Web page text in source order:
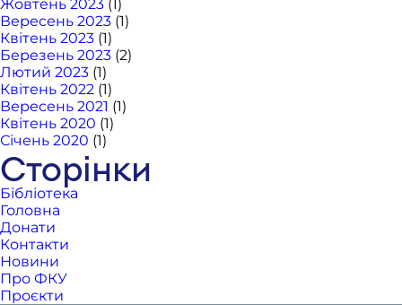
Жовтень 2023 (1)
Вересень 2023 (1)
Квітень 2023 (1)
Березень 2023 (2)
Лютий 2023 (1)
Квітень 2022 (1)
Вересень 2021 (1)
Квітень 2020 (1)
Січень 2020 (1)
Сторінки
Бібліотека
Головна
Донати
Контакти
Новини
Про ФКУ
Проєкти